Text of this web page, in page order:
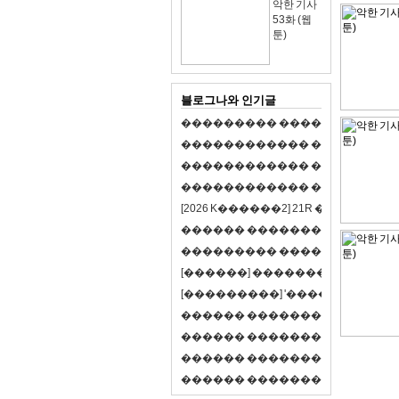
악한 기사
53화 (웹
툰)
블로그나와 인기글
������������� �����
������������� ��
�������������
�������������
[2026 K������2] 21 R �
������������� ������
������������� ��
[������] �������
[���������] '����
�������������
������������� ������
�������������
�������������